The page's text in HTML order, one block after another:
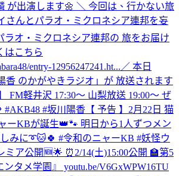
が出演します🌼 ＼ 今回は、行かない旅
んとパラオ・ミクロネシア連邦を妄
ラオ・ミクロネシア連邦の 旅をお届け
こちら
entry-12956247241.ht... ／ 本日
香 のかがやきラジオ」が 放送されます
FM軽井沢 17:30～ 山梨放送 19:00～ ぜ
#AKB48 #坂川陽香 【 予告 】2月22日 猫
ーKBが誕生👑🐾 明日から1人ずつメン
みに➰🐱🍀 #令和のニャーKB #妖怪ウ
ミア公開🆕🌟 ⏰2/14(土)15:00公開 🏫第5
タメ学園』 youtu.be/V6GxWPW16TU